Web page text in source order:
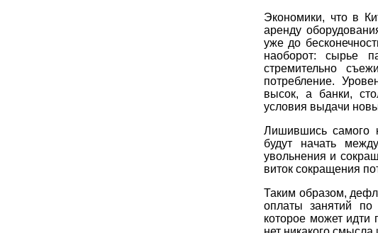
Экономики, что в
аренду
уже до
наоборот: сырье
стремительно
потребление.
высок, а банки,
условия выдачи
Лишившись самого
будут начать
увольнения и
виток сокращения
Таким образом,
оплаты занятий
которое может идти